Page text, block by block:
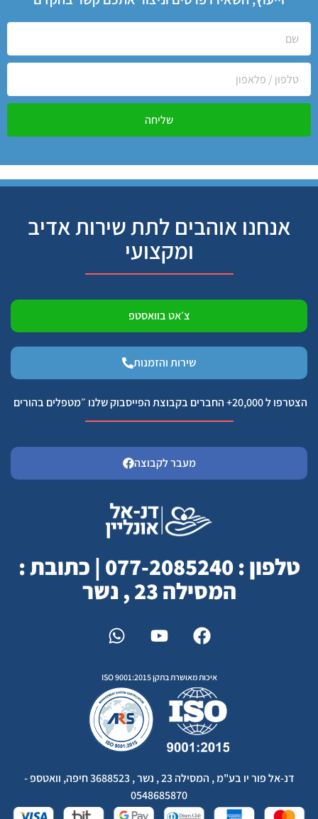
שליחה
אנחנו אוהבים לתת שירות אדיב
ומקצועי
צ׳אט בוואסטפ
שירות והזמנות
הצטרפו ל 20,000+ החברים בקבוצת הפייסבוק שלנו ״מטפלים בהורים
מעבר לקבוצה
טלפון : 077-2085240 | כתובת :
המסילה 23 , נשר
איכות מאושרת בתקן ISO 9001:2015
דנ-אל פור יו בע"מ , המסילה 23 , נשר , 3688523 חיפה, וואטספ -
0548685870